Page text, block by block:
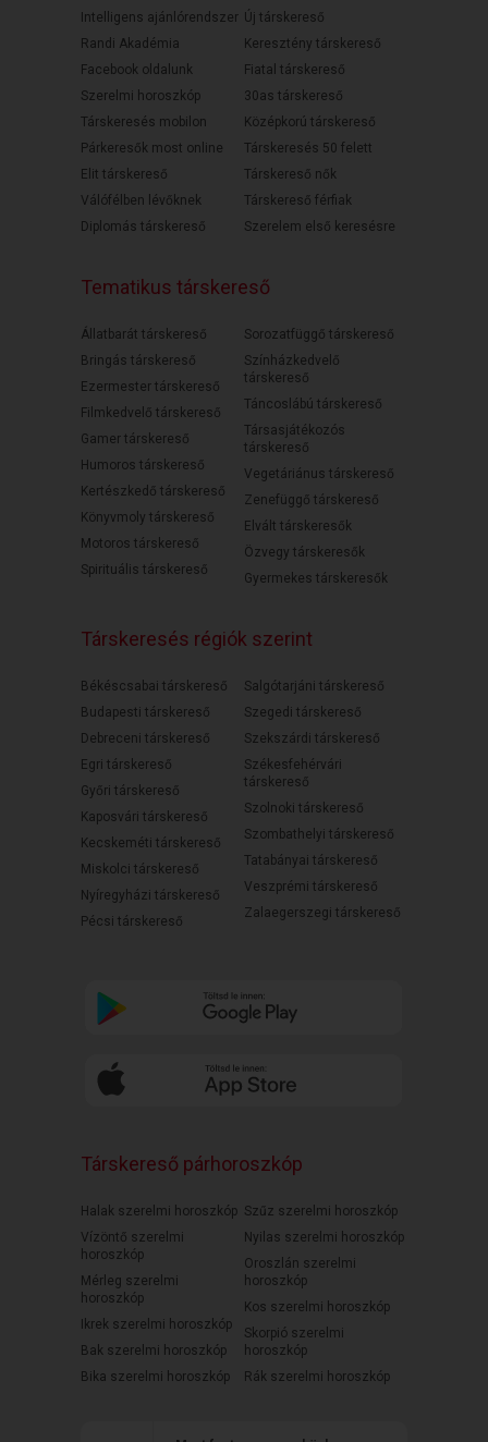
Intelligens ajánlórendszer
Randi Akadémia
Facebook oldalunk
Szerelmi horoszkóp
Társkeresés mobilon
Párkeresők most online
Elit társkereső
Válófélben lévőknek
Diplomás társkereső
Új társkereső
Keresztény társkereső
Fiatal társkereső
30as társkereső
Középkorú társkereső
Társkeresés 50 felett
Társkereső nők
Társkereső férfiak
Szerelem első keresésre
Tematikus társkereső
Állatbarát társkereső
Bringás társkereső
Ezermester társkereső
Filmkedvelő társkereső
Gamer társkereső
Humoros társkereső
Kertészkedő társkereső
Könyvmoly társkereső
Motoros társkereső
Spirituális társkereső
Sorozatfüggő társkereső
Színházkedvelő
társkereső
Táncoslábú társkereső
Társasjátékozós
társkereső
Vegetáriánus társkereső
Zenefüggő társkereső
Elvált társkeresők
Özvegy társkeresők
Gyermekes társkeresők
Társkeresés régiók szerint
Békéscsabai társkereső
Budapesti társkereső
Debreceni társkereső
Egri társkereső
Győri társkereső
Kaposvári társkereső
Kecskeméti társkereső
Miskolci társkereső
Nyíregyházi társkereső
Pécsi társkereső
Salgótarjáni társkereső
Szegedi társkereső
Szekszárdi társkereső
Székesfehérvári
társkereső
Szolnoki társkereső
Szombathelyi társkereső
Tatabányai társkereső
Veszprémi társkereső
Zalaegerszegi társkereső
Társkereső párhoroszkóp
Halak szerelmi horoszkóp
Vízöntő szerelmi
horoszkóp
Mérleg szerelmi
horoszkóp
Ikrek szerelmi horoszkóp
Bak szerelmi horoszkóp
Bika szerelmi horoszkóp
Szűz szerelmi horoszkóp
Nyilas szerelmi horoszkóp
Oroszlán szerelmi
horoszkóp
Kos szerelmi horoszkóp
Skorpió szerelmi
horoszkóp
Rák szerelmi horoszkóp